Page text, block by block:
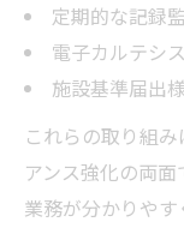
定期的な記録
電子カルテシ
施設基準届出
これらの取り組
アンス強化の両
業務が分かりやす